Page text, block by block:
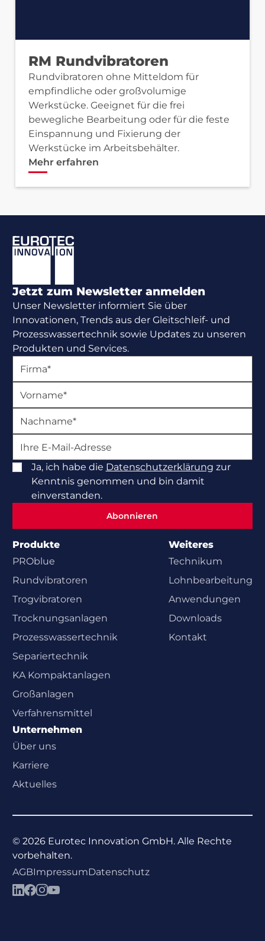
RM Rundvibratoren
Rundvibratoren ohne Mitteldom für
empfindliche oder großvolumige
Werkstücke. Geeignet für die frei
bewegliche Bearbeitung oder für die feste
Einspannung und Fixierung der
Werkstücke im Arbeitsbehälter.
Mehr erfahren
Jetzt zum Newsletter anmelden
Unser Newsletter informiert Sie über
Innovationen, Trends aus der Gleitschleif- und
Prozesswassertechnik sowie Updates zu unseren
Produkten und Services.
Ja, ich habe die Datenschutzerklärung zur
Kenntnis genommen und bin damit
einverstanden.
Abonnieren
Produkte
PROblue
Rundvibratoren
Trogvibratoren
Trocknungsanlagen
Prozesswasser­technik
Separiertechnik
KA Kompaktanlagen
Großanlagen
Verfahrensmittel
Weiteres
Technikum
Lohnbearbeitung
Anwendungen
Downloads
Kontakt
Unternehmen
Über uns
Karriere
Aktuelles
© 2026Eurotec Innovation GmbH. Alle Rechte
vorbehalten.
AGBImpressumDatenschutz